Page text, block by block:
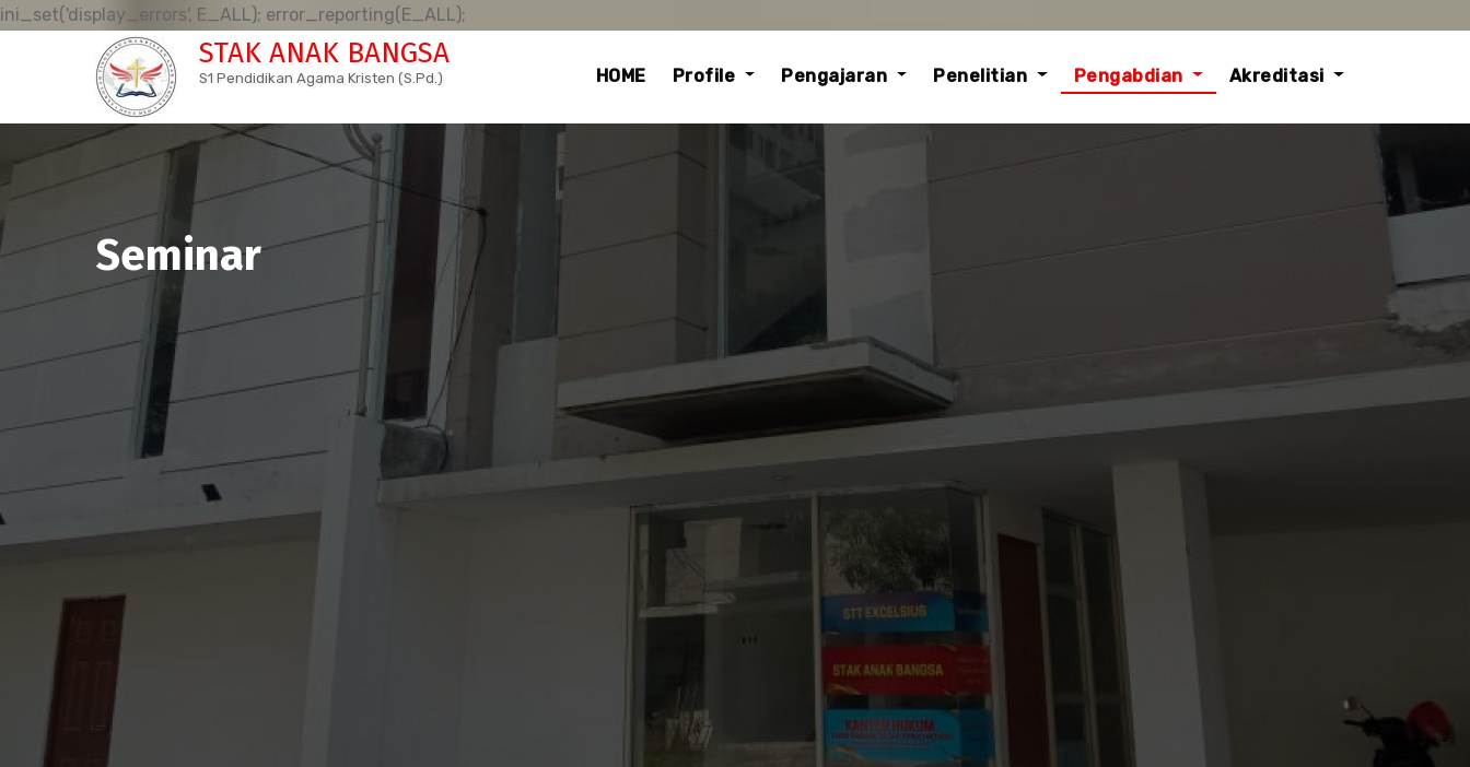
ini_set('display_errors', E_ALL); error_reporting(E_ALL);
STAK ANAK BANGSA
S1 Pendidikan Agama Kristen (S.Pd.) HOME Profile Pengajaran Penelitian Pengabdian Akreditasi
Seminar